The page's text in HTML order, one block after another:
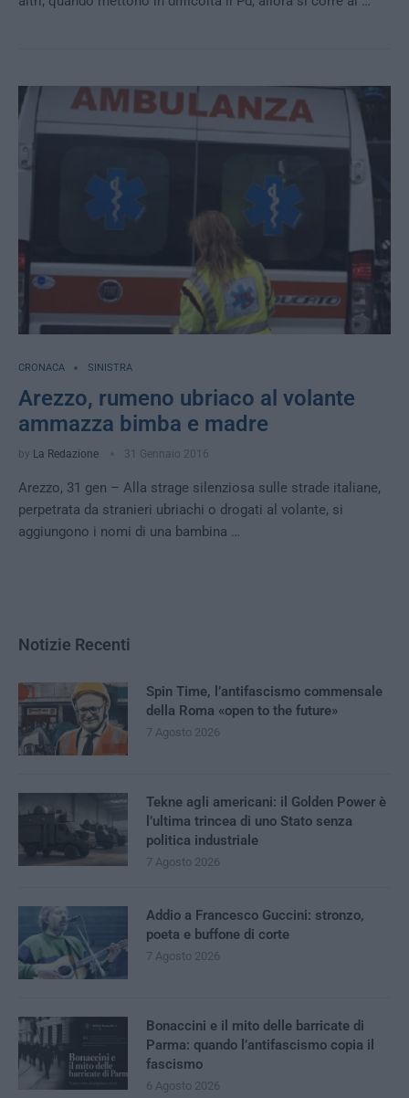
CRONACA SINISTRA
Arezzo, rumeno ubriaco al volante
ammazza bimba e madre
by La Redazione 31 Gennaio 2016
Arezzo, 31 gen – Alla strage silenziosa sulle strade italiane,
perpetrata da stranieri ubriachi o drogati al volante, si
aggiungono i nomi di una bambina …
Notizie Recenti
Spin Time, l’antifascismo commensale
della Roma «open to the future»
7 Agosto 2026
Tekne agli americani: il Golden Power è
l’ultima trincea di uno Stato senza
politica industriale
7 Agosto 2026
Addio a Francesco Guccini: stronzo,
poeta e buffone di corte
7 Agosto 2026
Bonaccini e il mito delle barricate di
Parma: quando l’antifascismo copia il
fascismo
6 Agosto 2026